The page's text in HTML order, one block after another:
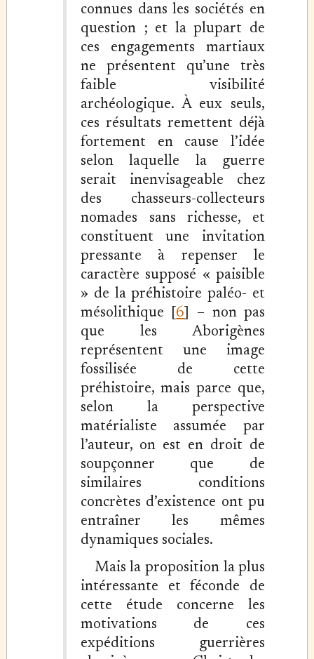
connues dans les sociétés en
question ; et la plupart de
ces engagements martiaux
ne présentent qu’une très
faible visibilité
archéologique. À eux seuls,
ces résultats remettent déjà
fortement en cause l’idée
selon laquelle la guerre
serait inenvisageable chez
des chasseurs-collecteurs
nomades sans richesse, et
constituent une invitation
pressante à repenser le
caractère supposé « paisible
» de la préhistoire paléo- et
mésolithique [ 6 ] – non pas
que les Aborigènes
représentent une image
fossilisée de cette
préhistoire, mais parce que,
selon la perspective
matérialiste assumée par
l’auteur, on est en droit de
soupçonner que de
similaires conditions
concrètes d’existence ont pu
entraîner les mêmes
dynamiques sociales.
Mais la proposition la plus
intéressante et féconde de
cette étude concerne les
motivations de ces
expéditions guerrières